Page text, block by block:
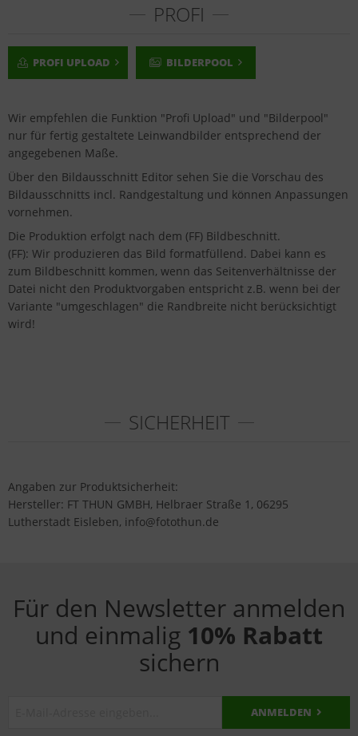
PROFI
PROFI UPLOAD BILDERPOOL
Wir empfehlen die Funktion "Profi Upload" und "Bilderpool"
nur für fertig gestaltete Leinwandbilder entsprechend der
angegebenen Maße.
Über den Bildausschnitt Editor sehen Sie die Vorschau des
Bildausschnitts incl. Randgestaltung und können Anpassungen
vornehmen.
Die Produktion erfolgt nach dem (FF) Bildbeschnitt.
(FF): Wir produzieren das Bild formatfüllend. Dabei kann es
zum Bildbeschnitt kommen, wenn das Seitenverhältnisse der
Datei nicht den Produktvorgaben entspricht z.B. wenn bei der
Variante "umgeschlagen" die Randbreite nicht berücksichtigt
wird!
SICHERHEIT
Angaben zur Produktsicherheit:
Hersteller: FT THUN GMBH, Helbraer Straße 1, 06295
Lutherstadt Eisleben, info@fotothun.de
Für den Newsletter anmelden
und einmalig 10% Rabatt
sichern
ANMELDEN